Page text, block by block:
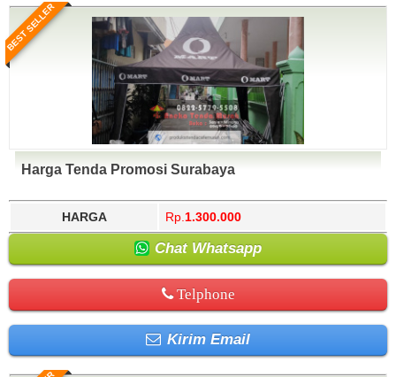
BEST SELLER
Harga Tenda Promosi Surabaya
HARGA Rp. 1.300.000
Chat Whatsapp
Telphone
Kirim Email